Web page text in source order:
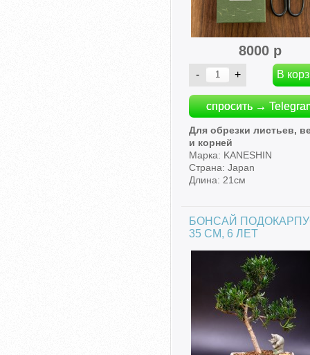
8000 р
спросить →
Для обрезки листьев,
и корней
Марка: KANESHIN
Страна: Japan
Длина: 21см
БОНСАЙ
35 СМ, 6 ЛЕТ